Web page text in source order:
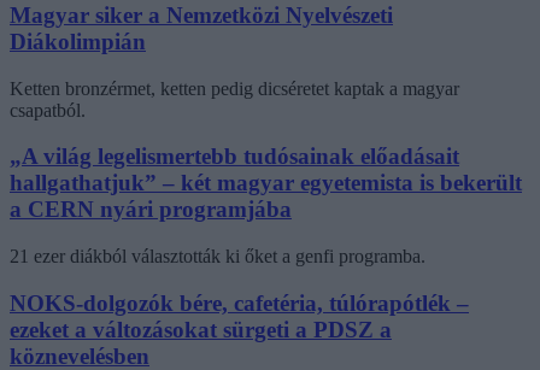
Magyar siker a Nemzetközi Nyelvészeti
Diákolimpián
Ketten bronzérmet, ketten pedig dicséretet kaptak a magyar
csapatból.
„A világ legelismertebb tudósainak előadásait
hallgathatjuk” – két magyar egyetemista is bekerült
a CERN nyári programjába
21 ezer diákból választották ki őket a genfi programba.
NOKS-dolgozók bére, cafetéria, túlórapótlék –
ezeket a változásokat sürgeti a PDSZ a
köznevelésben